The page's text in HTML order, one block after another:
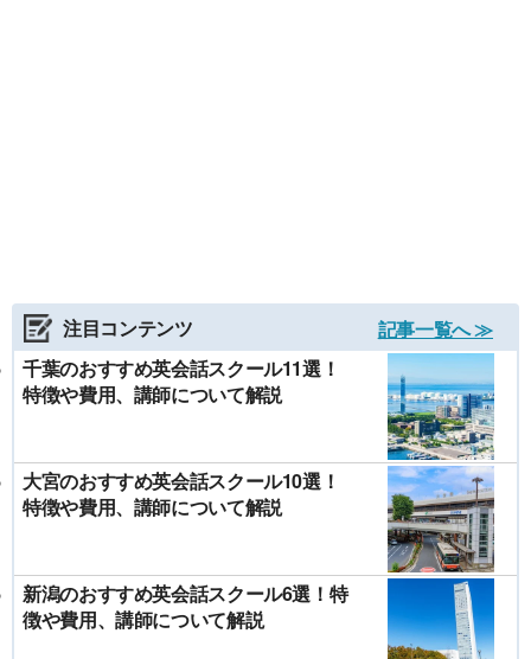
注目コンテンツ
記事一覧へ ≫
千葉のおすすめ英会話スクール11選！
特徴や費用、講師について解説
大宮のおすすめ英会話スクール10選！
特徴や費用、講師について解説
新潟のおすすめ英会話スクール6選！特
徴や費用、講師について解説